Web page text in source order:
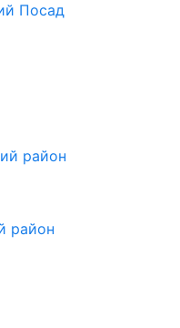
Посад
район
район